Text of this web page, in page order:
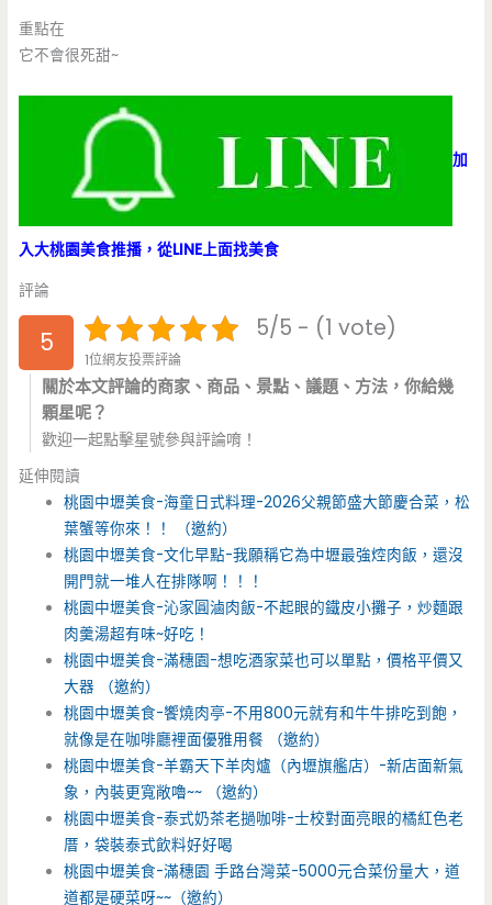
重點在
它不會很死甜~
加
入大桃園美食推播，從LINE上面找美食
評論
5 5/5 - (1 vote)
1位網友投票評論
關於本文評論的商家、商品、景點、議題、方法，你給幾
顆星呢？
歡迎一起點擊星號參與評論唷！
延伸閱讀
桃園中壢美食-海童日式料理-2026父親節盛大節慶合菜，松
葉蟹等你來！！ （邀約）
桃園中壢美食-文化早點-我願稱它為中壢最強焢肉飯，還沒
開門就一堆人在排隊啊！！！
桃園中壢美食-沁家圓滷肉飯-不起眼的鐵皮小攤子，炒麵跟
肉羹湯超有味~好吃！
桃園中壢美食-滿穗園-想吃酒家菜也可以單點，價格平價又
大器 （邀約）
桃園中壢美食-饗燒肉亭-不用800元就有和牛牛排吃到飽，
就像是在咖啡廳裡面優雅用餐 （邀約）
桃園中壢美食-羊霸天下羊肉爐（內壢旗艦店）-新店面新氣
象，內裝更寬敞嚕~~ （邀約）
桃園中壢美食-泰式奶茶老撾咖啡-士校對面亮眼的橘紅色老
厝，袋裝泰式飲料好好喝
桃園中壢美食-滿穗園 手路台灣菜-5000元合菜份量大，道
道都是硬菜呀~~（邀約）